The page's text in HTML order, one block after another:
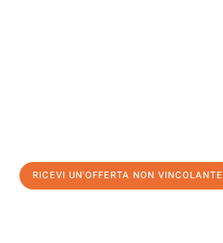
RICEVI UN'OFFERTA NON VINCOLANTE